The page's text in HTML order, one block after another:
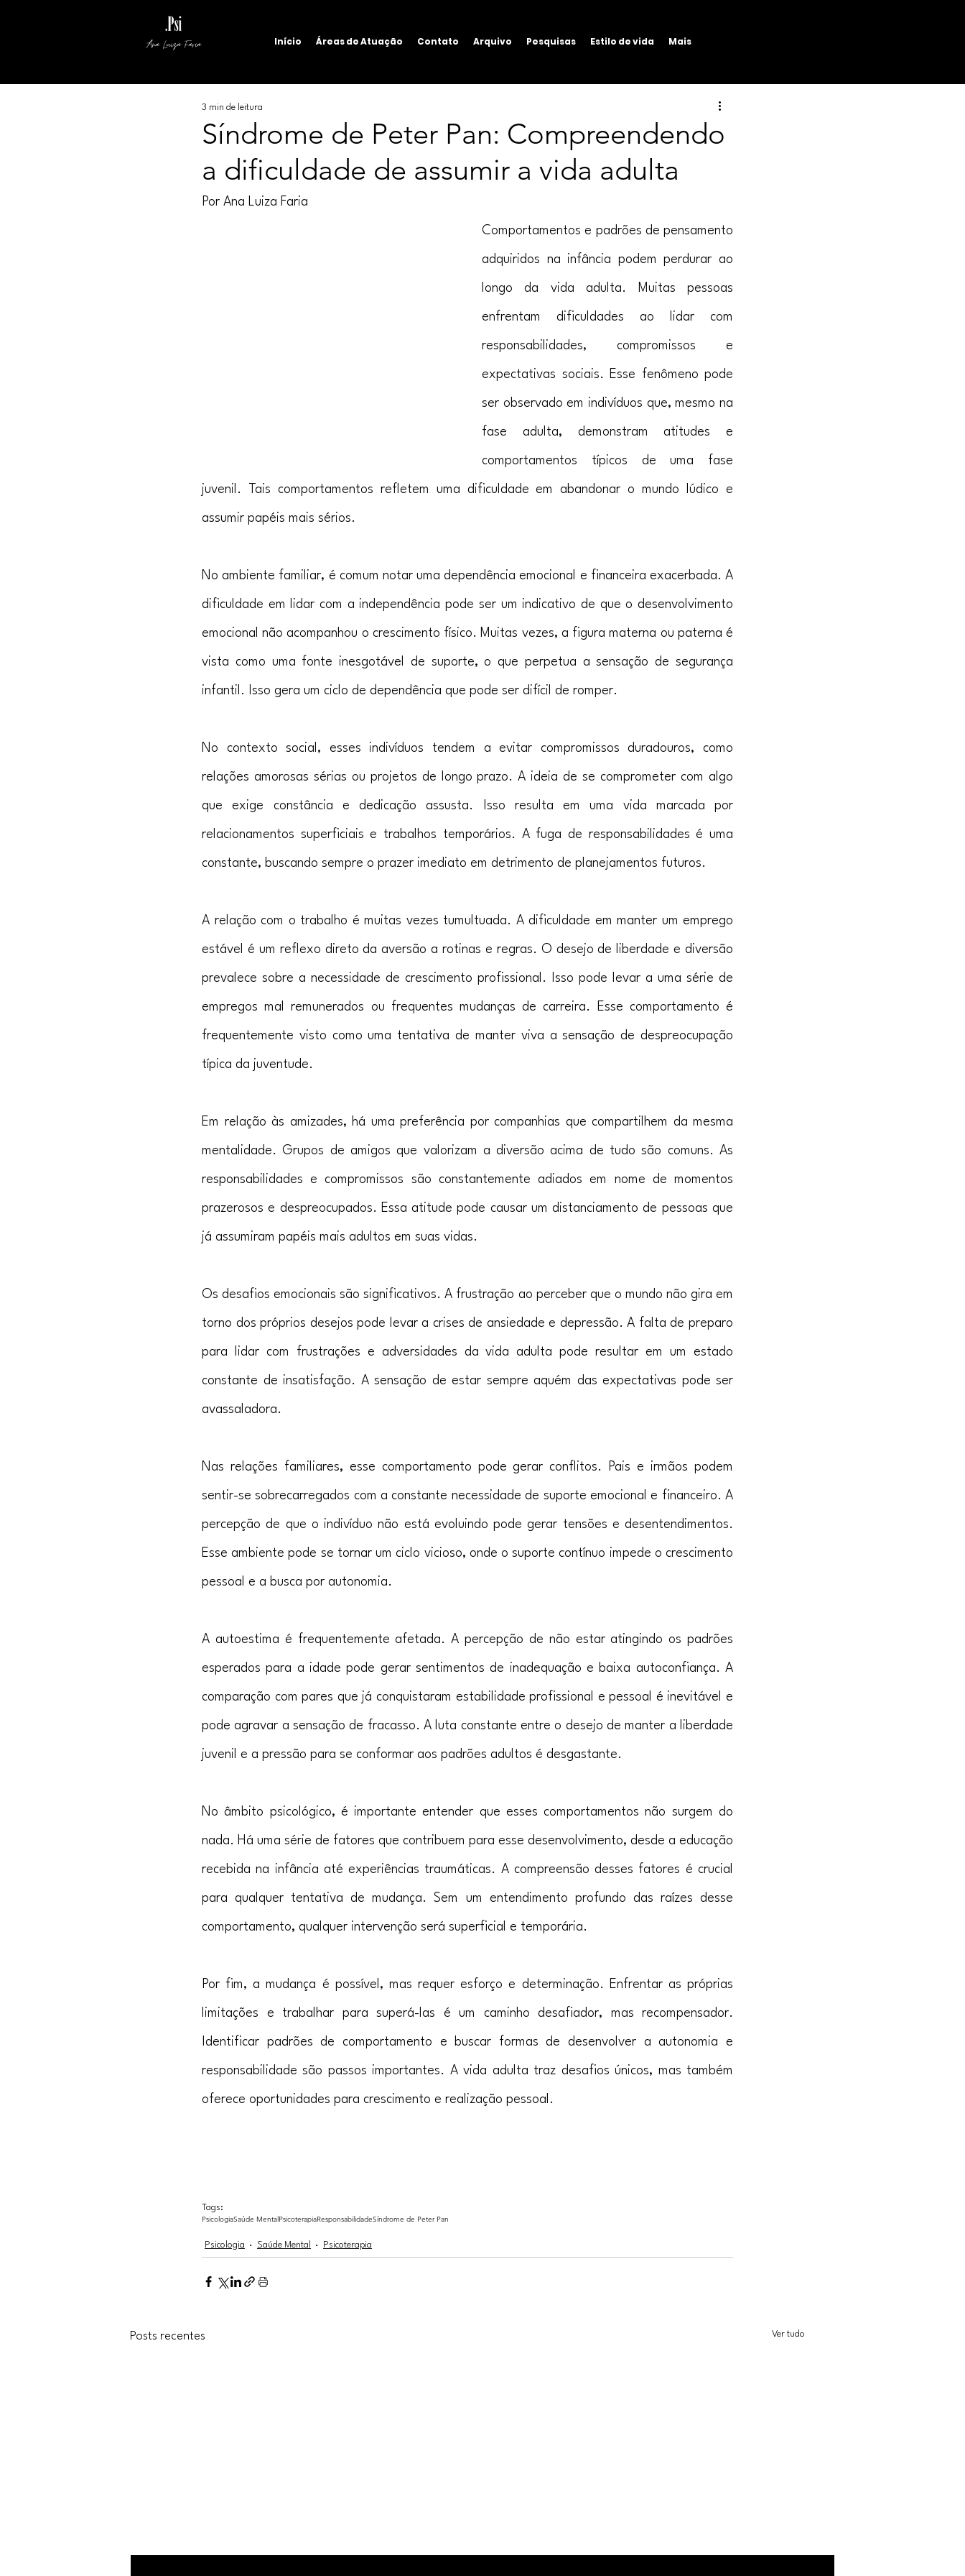
Ana Luiza Faria Início Áreas de Atuação Contato Arquivo Pesquisas Estilo de vida Mais
Síndrome de Peter Pan: Compreendendo
a dificuldade de assumir a vida adulta
3 min de leitura
Por Ana Luiza Faria
Comportamentos e padrões de pensamento
adquiridos na infância podem perdurar ao
longo da vida adulta. Muitas pessoas
enfrentam dificuldades ao lidar com
responsabilidades, compromissos e
expectativas sociais. Esse fenômeno pode
ser observado em indivíduos que, mesmo na
fase adulta, demonstram atitudes e
comportamentos típicos de uma fase
juvenil. Tais comportamentos refletem uma dificuldade em abandonar o mundo lúdico e
assumir papéis mais sérios.
No ambiente familiar, é comum notar uma dependência emocional e financeira exacerbada. A
dificuldade em lidar com a independência pode ser um indicativo de que o desenvolvimento
emocional não acompanhou o crescimento físico. Muitas vezes, a figura materna ou paterna é
vista como uma fonte inesgotável de suporte, o que perpetua a sensação de segurança
infantil. Isso gera um ciclo de dependência que pode ser difícil de romper.
No contexto social, esses indivíduos tendem a evitar compromissos duradouros, como
relações amorosas sérias ou projetos de longo prazo. A ideia de se comprometer com algo
que exige constância e dedicação assusta. Isso resulta em uma vida marcada por
relacionamentos superficiais e trabalhos temporários. A fuga de responsabilidades é uma
constante, buscando sempre o prazer imediato em detrimento de planejamentos futuros.
A relação com o trabalho é muitas vezes tumultuada. A dificuldade em manter um emprego
estável é um reflexo direto da aversão a rotinas e regras. O desejo de liberdade e diversão
prevalece sobre a necessidade de crescimento profissional. Isso pode levar a uma série de
empregos mal remunerados ou frequentes mudanças de carreira. Esse comportamento é
frequentemente visto como uma tentativa de manter viva a sensação de despreocupação
típica da juventude.
Em relação às amizades, há uma preferência por companhias que compartilhem da mesma
mentalidade. Grupos de amigos que valorizam a diversão acima de tudo são comuns. As
responsabilidades e compromissos são constantemente adiados em nome de momentos
prazerosos e despreocupados. Essa atitude pode causar um distanciamento de pessoas que
já assumiram papéis mais adultos em suas vidas.
Os desafios emocionais são significativos. A frustração ao perceber que o mundo não gira em
torno dos próprios desejos pode levar a crises de ansiedade e depressão. A falta de preparo
para lidar com frustrações e adversidades da vida adulta pode resultar em um estado
constante de insatisfação. A sensação de estar sempre aquém das expectativas pode ser
avassaladora.
Nas relações familiares, esse comportamento pode gerar conflitos. Pais e irmãos podem
sentir-se sobrecarregados com a constante necessidade de suporte emocional e financeiro. A
percepção de que o indivíduo não está evoluindo pode gerar tensões e desentendimentos.
Esse ambiente pode se tornar um ciclo vicioso, onde o suporte contínuo impede o crescimento
pessoal e a busca por autonomia.
A autoestima é frequentemente afetada. A percepção de não estar atingindo os padrões
esperados para a idade pode gerar sentimentos de inadequação e baixa autoconfiança. A
comparação com pares que já conquistaram estabilidade profissional e pessoal é inevitável e
pode agravar a sensação de fracasso. A luta constante entre o desejo de manter a liberdade
juvenil e a pressão para se conformar aos padrões adultos é desgastante.
No âmbito psicológico, é importante entender que esses comportamentos não surgem do
nada. Há uma série de fatores que contribuem para esse desenvolvimento, desde a educação
recebida na infância até experiências traumáticas. A compreensão desses fatores é crucial
para qualquer tentativa de mudança. Sem um entendimento profundo das raízes desse
comportamento, qualquer intervenção será superficial e temporária.
Por fim, a mudança é possível, mas requer esforço e determinação. Enfrentar as próprias
limitações e trabalhar para superá-las é um caminho desafiador, mas recompensador.
Identificar padrões de comportamento e buscar formas de desenvolver a autonomia e
responsabilidade são passos importantes. A vida adulta traz desafios únicos, mas também
oferece oportunidades para crescimento e realização pessoal.
Tags:
PsicologiaSaúde MentalPsicoterapiaResponsabilidadeSíndrome de Peter Pan
Psicologia Saúde Mental Psicoterapia
Posts recentes Ver tudo